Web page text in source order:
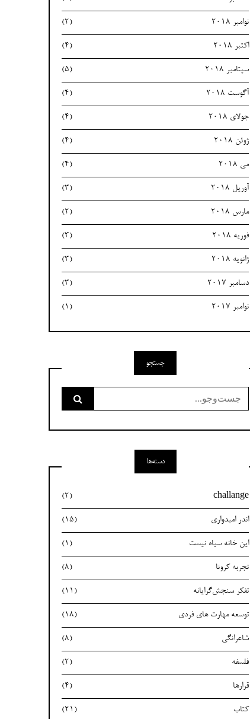
نوامبر 2018 (2)
اکتبر 2018 (4)
سپتامبر 2018 (5)
آگوست 2018 (4)
جولای 2018 (4)
ژوئن 2018 (4)
می 2018 (4)
آوریل 2018 (3)
مارس 2018 (2)
فوریه 2018 (3)
ژانویه 2018 (3)
دسامبر 2017 (3)
نوامبر 2017 (1)
جستجو
برای:
دسته‌ها
challange
(2)
اندر امیدواری (15)
این خانه سیاه نیست (1)
تجربه کرونا (8)
تفکر سنجش‌گرایانه (11)
توسعه مهارت های فردی (18)
شاعرانگی (8)
فلسفه (2)
قرارها (4)
کتاب (21)